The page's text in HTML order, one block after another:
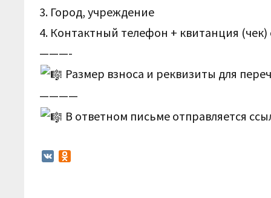
3. Город, учреждение
4. Контактный телефон + квитанция
———-
Размер взноса и реквизиты для
————
В ответном письме отправляется